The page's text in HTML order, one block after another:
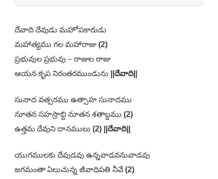
దేవాది దేవుడు మహోపకారుడు
మహాత్యము గల మహారాజు(2)
ప్రభువుల ప్రభువు – రాజుల రాజు
ఆయన కృప నిరంతరముండును
||దేవాది||
సునాద వత్సరము ఉత్సాహ సునాదము
నూతన సహస్రాబ్ది నూతన శతాబ్దము (2)
ఉత్తమ దేవుని దానములు (2) ||దేవాది||
యుగములకు దేవుడవు ఉన్నవాడవనువాడవు
జగమంతా ఏలుచున్న జీవాధిపతి నీవే (2)